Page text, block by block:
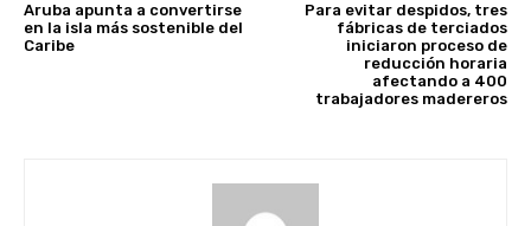
Aruba apunta a convertirse
en la isla más sostenible del
Caribe
Para evitar despidos, tres
fábricas de terciados
iniciaron proceso de
reducción horaria
afectando a 400
trabajadores madereros